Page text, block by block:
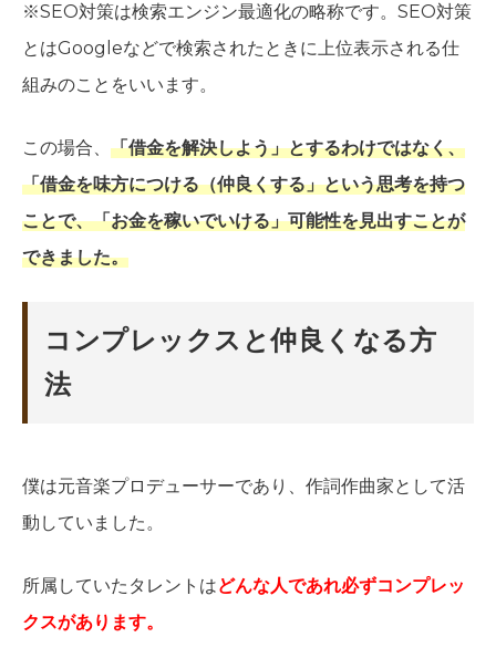
※SEO対策は検索エンジン最適化の略称です。SEO対策
とはGoogleなどで検索されたときに上位表示される仕
組みのことをいいます。
この場合、 「借金を解決しよう」とするわけではなく、
「借金を味方につける（仲良くする」という思考を持つ
ことで、「お金を稼いでいける」可能性を見出すことが
できました。
コンプレックスと仲良くなる方
法
僕は元音楽プロデューサーであり、作詞作曲家として活
動していました。
所属していたタレントはどんな人であれ必ずコンプレッ
クスがあります。